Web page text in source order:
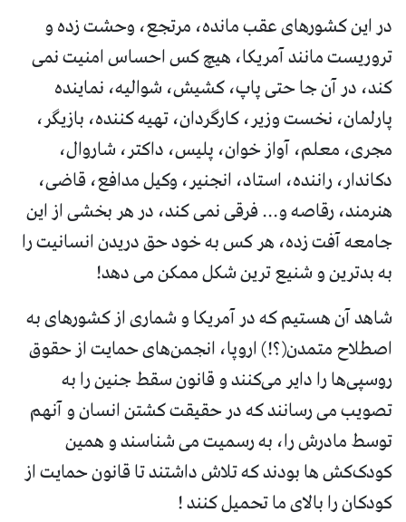
در این کشورهای عقب مانده، مرتجع، وحشت زده و
تروریست مانند آمریکا، هیچ کس احساس امنیت نمی
کند، در آن جا حتی پاپ، کشیش، شوالیه، نماینده
پارلمان، نخست وزیر، کارگردان، تهیه کننده، بازیگر،
مجری، معلم، آواز خوان، پلیس، داکتر، شاروال،
دکاندار، راننده، استاد، انجنیر، وکیل مدافع، قاضی،
هنرمند، رقاصه و... فرقی نمی کند، در هر بخشی از این
جامعه آفت زده، هر کس به خود حق دریدن انسانیت را
به بدترین و شنیع ترین شکل ممکن می دهد!
شاهد آن هستیم که در آمریکا و شماری از کشورهای به
اصطلاح متمدن‌(؟!) اروپا، انجمن‌های حمایت از حقوق
روسپی‌ها را دایر می‌کنند و قانون سقط جنین را به
تصویب می رسانند که در حقیقت کشتن انسان و آنهم
توسط مادرش را، به رسمیت می شناسند و همین
کودک‌کش ها بودند که تلاش داشتند تا قانون حمایت از
کودکان را بالای ما تحمیل کنند !